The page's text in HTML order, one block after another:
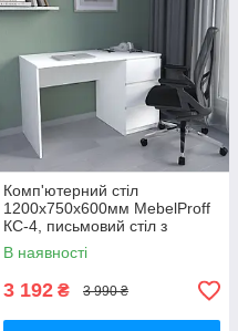
Комп'ютерний стіл
1200х750х600мм MebelProff
КС-4, письмовий стіл з
тумбою праворуч на три
шухляди з фасадами без
В наявності
3 192 ₴ 3 990 ₴